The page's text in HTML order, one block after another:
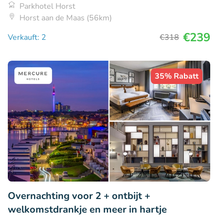
Parkhotel Horst
Horst aan de Maas (56km)
Verkauft: 2
€318 €239
35% Rabatt
Overnachting voor 2 + ontbijt +
welkomstdrankje en meer in hartje